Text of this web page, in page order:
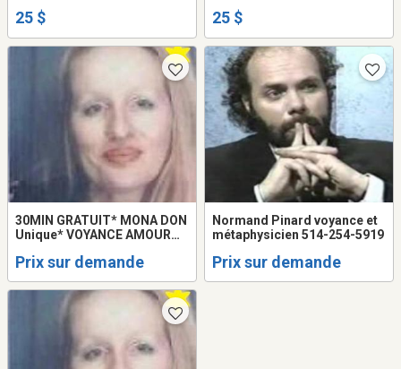
514-969-2563
25 $ 25 $
30MIN GRATUIT* MONA DON
Unique* VOYANCE AMOUR
MEDIUM Montréal LOVE
Tarot READING
Prix sur demande
Normand Pinard voyance et
métaphysicien 514-254-5919
Prix sur demande